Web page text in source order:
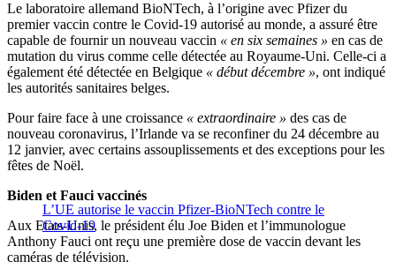
Le laboratoire allemand BioNTech, à l’origine avec Pfizer du
premier vaccin contre le Covid-19 autorisé au monde, a assuré être
capable de fournir un nouveau vaccin « en six semaines » en cas de
mutation du virus comme celle détectée au Royaume-Uni. Celle-ci a
également été détectée en Belgique « début décembre », ont indiqué
les autorités sanitaires belges.
Pour faire face à une croissance « extraordinaire » des cas de
nouveau coronavirus, l’Irlande va se reconfiner du 24 décembre au
12 janvier, avec certains assouplissements et des exceptions pour les
fêtes de Noël.
L’UE autorise le vaccin Pfizer-BioNTech contre le
Covid-19
Biden et Fauci vaccinés
Aux Etats-Unis, le président élu Joe Biden et l’immunologue
Anthony Fauci ont reçu une première dose de vaccin devant les
caméras de télévision.